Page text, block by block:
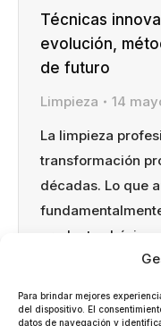
Para brindar mejores
del dispositivo. El
datos de navegación y
Técnicas
evolución,
de futuro
Limpieza
14
La limpieza
transformación
décadas. Lo que
productos
estructurados,
la sostenibilidad